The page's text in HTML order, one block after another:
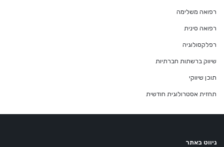
רפואה משלימה
רפואה סינית
רפלקסולוגיה
שיווק ברשתות חברתיות
תוכן שיווקי
תחזית אסטרולוגית חודשית
ניווט באתר